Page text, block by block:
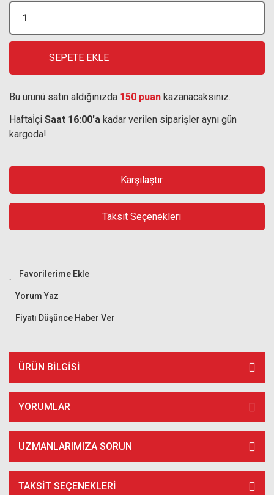
SEPETE EKLE
Bu ürünü satın aldığınızda 150 puan kazanacaksınız.
Haftaİçi Saat 16:00'a kadar verilen siparişler aynı gün
kargoda!
Karşılaştır
Taksit Seçenekleri
Yorum Yaz
Fiyatı Düşünce Haber Ver
ÜRÜN BILGISI
YORUMLAR
UZMANLARIMIZA SORUN
TAKSIT SEÇENEKLERI